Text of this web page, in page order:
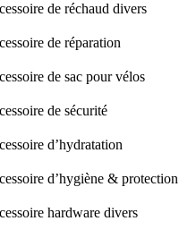
de réchaud divers
de réparation
de sac pour vélos
de sécurité
d’hydratation
d’hygiène & protection
hardware divers